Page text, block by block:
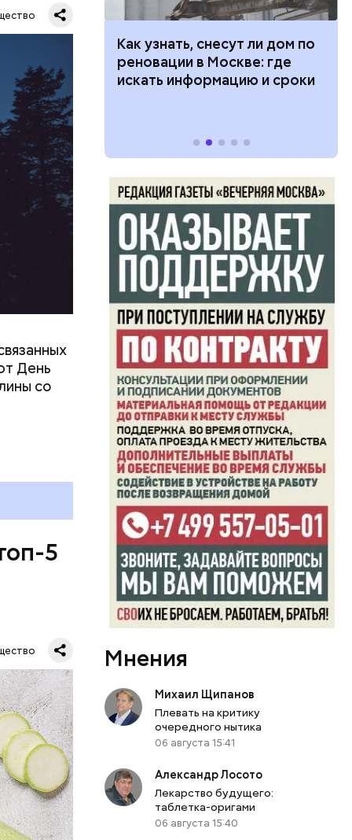
День
со
— в
5
при
кто может
нужны
Как узнать, снесут ли дом по
реновации в Москве: где
искать информацию и сроки
Мнения
Михаил Щипанов
Плевать на критику
очередного нытика
06 августа 15:41
Александр Лосото
Лекарство будущего:
таблетка-оригами
06 августа 15:40